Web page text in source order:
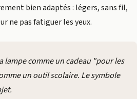
bien adaptés : légers, sans fil,
ne pas fatiguer les yeux.
lampe comme un cadeau "pour les
un outil scolaire. Le symbole